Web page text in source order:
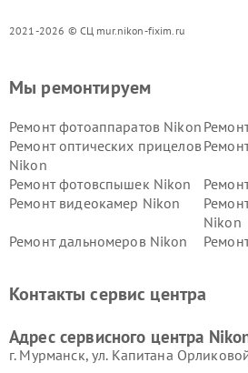
2021-2026 © СЦ mur.nikon-fixim.ru
Мы ремонтируем
Ремонт фотоаппаратов Nikon
Ремонт оптических прицелов
Nikon
Ремонт фотовспышек Nikon
Ремонт видеокамер Nikon
Nikon
Ремонт дальномеров Nikon
Контакты сервис центра
Адрес сервисного центра
г. Мурманск, ул. Капитана